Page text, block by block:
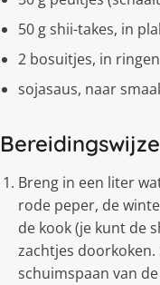
50 g shii-takes, in
2 bosuitjes, in ringen
sojasaus, naar
Bereidingswijze
Breng in een liter
rode peper, de
de kook (je kunt de
zachtjes
schuimspaan van